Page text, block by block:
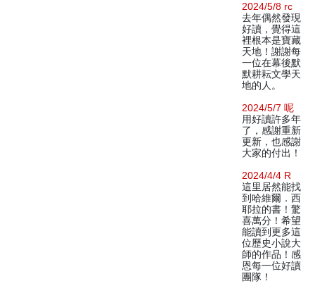
2024/5/8 rc
去年偶然發現
好讀，覺得這
裡根本是寶藏
天地！謝謝每
一位在幕後默
默耕耘文學天
地的人。
2024/5/7 呢
用好讀許多年
了，感謝重新
更新，也感謝
大家的付出！
2024/4/4 R
這里居然能找
到哈維爾．西
耶拉的書！驚
喜萬分！希望
能讀到更多這
位歷史小說大
師的作品！感
恩每一位好讀
團隊！